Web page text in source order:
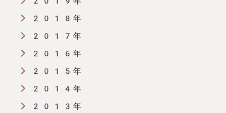
2018年
2017年
2016年
2015年
2014年
2013年